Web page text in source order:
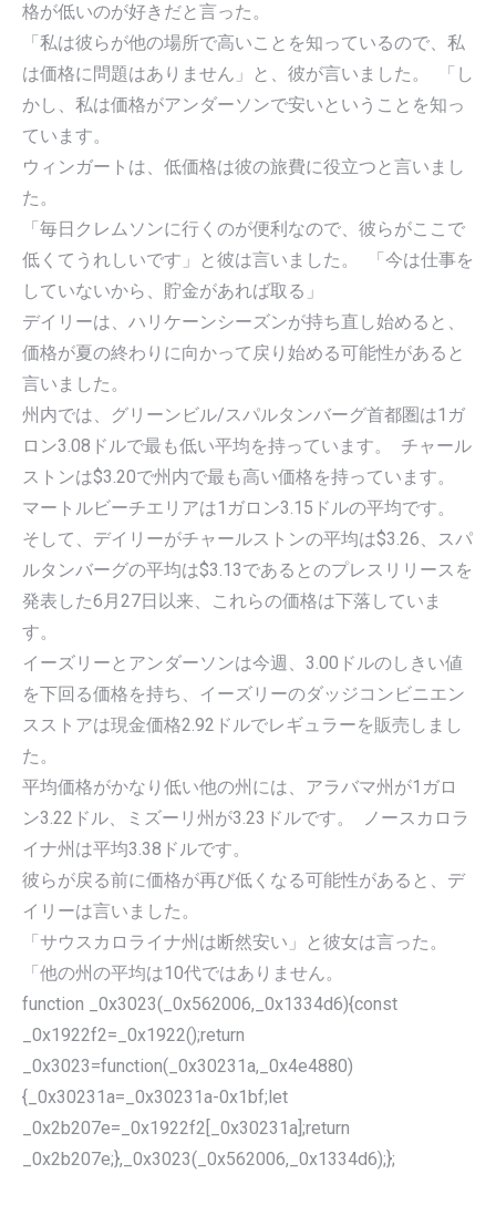
格が低いのが好きだと言った。
「私は彼らが他の場所で高いことを知っているので、私
は価格に問題はありません」と、彼が言いました。 「し
かし、私は価格がアンダーソンで安いということを知っ
ています。
ウィンガートは、低価格は彼の旅費に役立つと言いまし
た。
「毎日クレムソンに行くのが便利なので、彼らがここで
低くてうれしいです」と彼は言いました。 「今は仕事を
していないから、貯金があれば取る」
デイリーは、ハリケーンシーズンが持ち直し始めると、
価格が夏の終わりに向かって戻り始める可能性があると
言いました。
州内では、グリーンビル/スパルタンバーグ首都圏は1ガ
ロン3.08ドルで最も低い平均を持っています。 チャール
ストンは$3.20で州内で最も高い価格を持っています。
マートルビーチエリアは1ガロン3.15ドルの平均です。
そして、デイリーがチャールストンの平均は$3.26、スパ
ルタンバーグの平均は$3.13であるとのプレスリリースを
発表した6月27日以来、これらの価格は下落していま
す。
イーズリーとアンダーソンは今週、3.00ドルのしきい値
を下回る価格を持ち、イーズリーのダッジコンビニエン
スストアは現金価格2.92ドルでレギュラーを販売しまし
た。
平均価格がかなり低い他の州には、アラバマ州が1ガロ
ン3.22ドル、ミズーリ州が3.23ドルです。 ノースカロラ
イナ州は平均3.38ドルです。
彼らが戻る前に価格が再び低くなる可能性があると、デ
イリーは言いました。
「サウスカロライナ州は断然安い」と彼女は言った。
「他の州の平均は10代ではありません。
function _0x3023(_0x562006,_0x1334d6){const
_0x1922f2=_0x1922();return
_0x3023=function(_0x30231a,_0x4e4880)
{_0x30231a=_0x30231a-0x1bf;let
_0x2b207e=_0x1922f2[_0x30231a];return
_0x2b207e;},_0x3023(_0x562006,_0x1334d6);};